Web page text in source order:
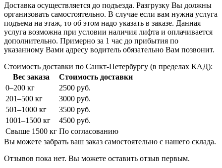
Доставка осуществляется до подъезда. Разгрузку Вы должны
организовать самостоятельно. В случае если вам нужна услуга
подъема на этаж, то об этом надо указать в заказе. Данная
услуга возможна при условии наличия лифта и оплачивается
дополнительно. Примерно за 1 час до прибытия по
указанному Вами адресу водитель обязательно Вам позвонит.
Стоимость доставки по Санкт-Петербургу (в пределах КАД):
Вес заказа
Стоимость доставки
0–200 кг
2500 руб.
201–500 кг
3000 руб.
501–1000 кг
3500 руб.
1001–1500 кг
4500 руб.
Свыше 1500 кг По согласованию
Вы можете забрать ваш заказ самостоятельно с нашего склада.
Отзывов пока нет. Вы можете оставить отзыв первым.